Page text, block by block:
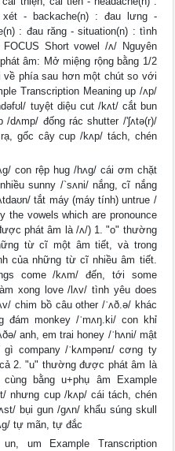
- backache(n) : đau lưng -
: đau răng - situation(n) : tình
Short vowel /ʌ/ Nguyên
âm: Mở miệng rộng bằng 1/2
phía sau hơn một chút so với
Transcription Meaning up /ʌp/
tuyệt diệu cut /kʌt/ cắt bun
dʌmp/ đống rác shutter /'ʃʌtə(r)/
gốc cây cup /kʌp/ tách, chén
con rệp hug /hʌg/ cái ơm chặt
sunny /`sʌni/ nắng, cĩ nắng
tắt máy (máy tính) untrue /
the vowels which are pronounce
phát âm là /ʌ/) 1. "o" thường
từ cĩ một âm tiết, và trong
của những từ cĩ nhiều âm tiết.
come /kʌm/ đến, tới some
xong love /lʌv/ tình yêu does
chim bồ câu other /ˈʌð.ə/ khác
đám monkey /ˈmʌŋ.ki/ con khỉ
anh, em trai honey /ˈhʌni/ mật
company /ˈkʌmpənɪ/ cơng ty
2. "u" thường được phát âm là
bằng u+phụ âm Example
nhưng cup /kʌp/ cái tách, chén
bụi gun /gʌn/ khẩu súng skull
tự mãn, tự đắc
um Example Transcription